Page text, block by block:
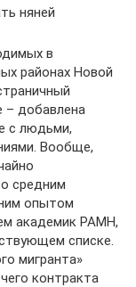
няней
в
районах Новой
– добавлена
с людьми,
Вообще,
средним
опытом
академик РАМН,
списке.
мигранта»
контракта